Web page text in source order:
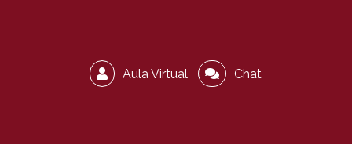
Aula Virtual Chat